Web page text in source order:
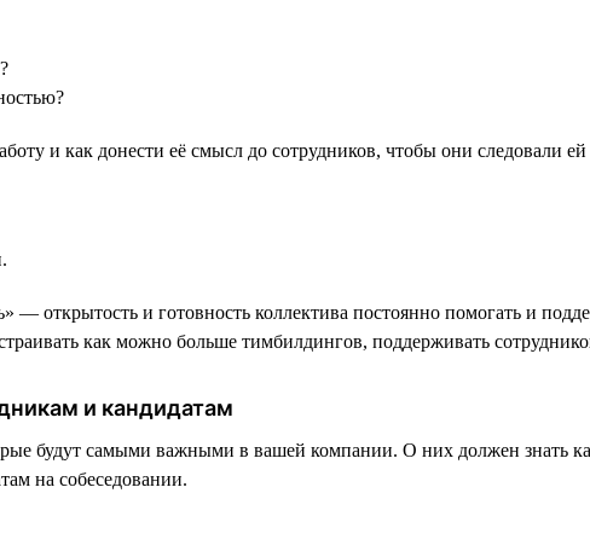
и как донести её смысл до сотрудников, чтобы они следовали
открытость и готовность коллектива постоянно помогать и
как можно больше тимбилдингов, поддерживать
и кандидатам
будут самыми важными в вашей компании. О них должен знать
на собеседовании.